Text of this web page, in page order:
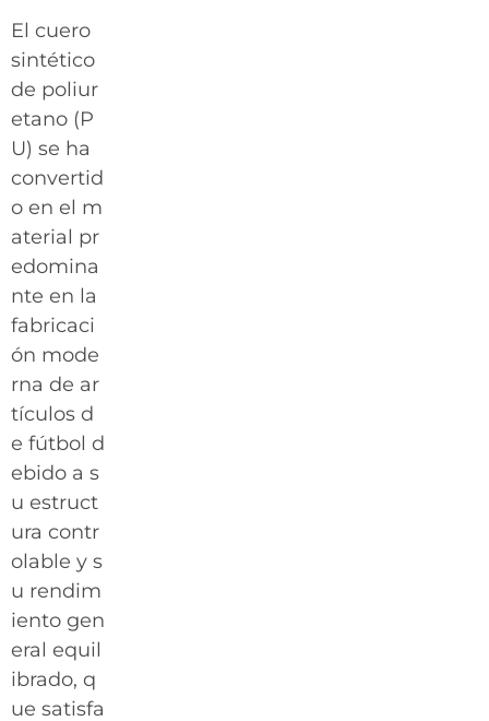
El cuero
sintético
de poliur
etano (P
U) se ha
convertid
o en el m
aterial pr
edomina
nte en la
fabricaci
ón mode
rna de ar
tículos d
e fútbol d
ebido a s
u estruct
ura contr
olable y s
u rendim
iento gen
eral equil
ibrado, q
ue satisfa